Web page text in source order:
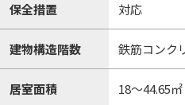
保全措置 対応
建物構造階数 鉄筋コンク
居室面積 18～44.65㎡